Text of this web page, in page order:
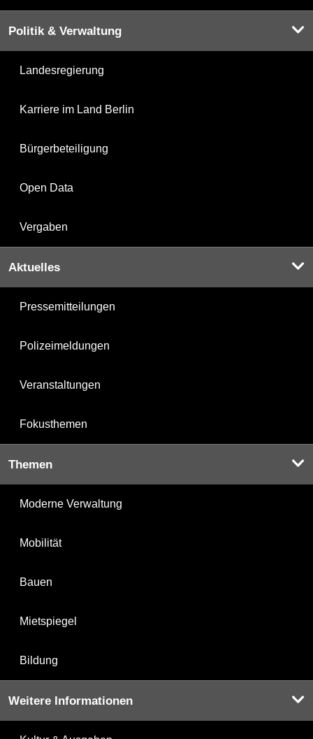
Politik & Verwaltung
Landesregierung
Karriere im Land Berlin
Bürgerbeteiligung
Open Data
Vergaben
Aktuelles
Pressemitteilungen
Polizeimeldungen
Veranstaltungen
Fokusthemen
Themen
Moderne Verwaltung
Mobilität
Bauen
Mietspiegel
Bildung
Weitere Informationen